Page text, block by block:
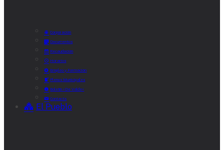
Corporación
Documentos
Recaudación
Horarios
Empleo y Formación
Plenos Municipales
Boletín «De Valde»
Contacta
El Pueblo